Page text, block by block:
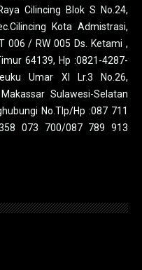
Cilincing Blok S No.24,
Kota Admistrasi,
006 / RW 005 Ds. Ketami ,
64139, Hp :0821-4287-
Umar XI Lr.3 No.26,
Sulawesi-Selatan
No.Tlp/Hp :087 711
073 700/087 789 913